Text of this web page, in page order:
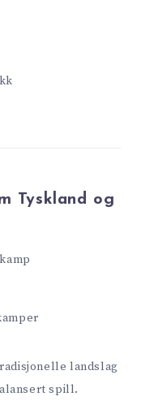
Tyskland og
landslag
spill.